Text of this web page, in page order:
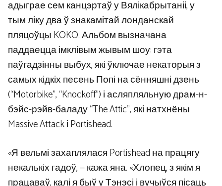
адыграе сем канцэртаў у Вялікабрытаніі, у
тым ліку два ў знакамітай лонданскай
пляцоўцы KOKO. Альбом вызначана
паддаецца імклівым жывым шоу: гэта
паўгадзінны выбух, які ўключае некаторыя з
самых кідкіх песень Попі на сённяшні дзень
(“Motorbike”, “Knockoff”) і асляпляльную драм-н-
бэйс-рэйв-баладу “The Attic”, які натхнёны
Massive Attack і Portishead.
«Я вельмі захаплялася Portishead на працягу
некалькіх гадоў, — кажа яна. «Хлопец, з якім я
працаваў, калі я быў у Тэнэсі і вучыўся пісаць